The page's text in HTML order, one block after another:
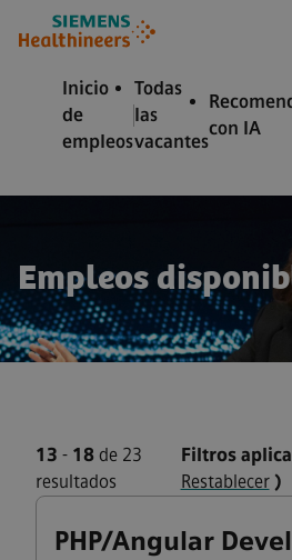
de página
Inicio
de
empleos
Todas
las
vacantes
con IA
Empleos
13 - 18 de 23
resultados
Filtros
Restablecer)
PHP/Angular